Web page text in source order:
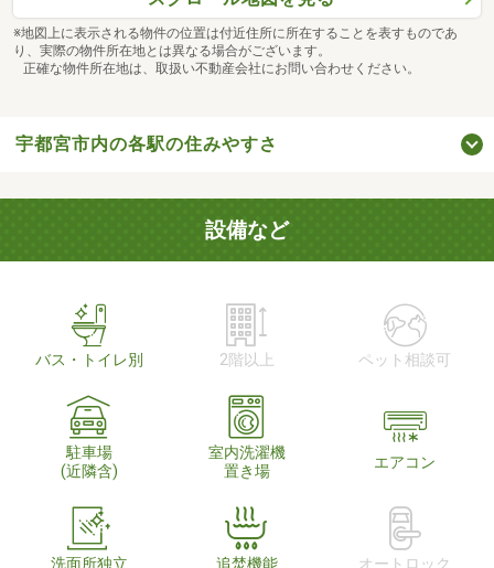
※地図上に表示される物件の位置は付近住所に所在することを表すものであ
り、実際の物件所在地とは異なる場合がございます。
正確な物件所在地は、取扱い不動産会社にお問い合わせください。
宇都宮市内の各駅の住みやすさ
設備など
バス・トイレ別 2階以上 ペット相談可
駐車場
(近隣含)
室内洗濯機
置き場
エアコン
洗面所独立 追焚機能 オートロック